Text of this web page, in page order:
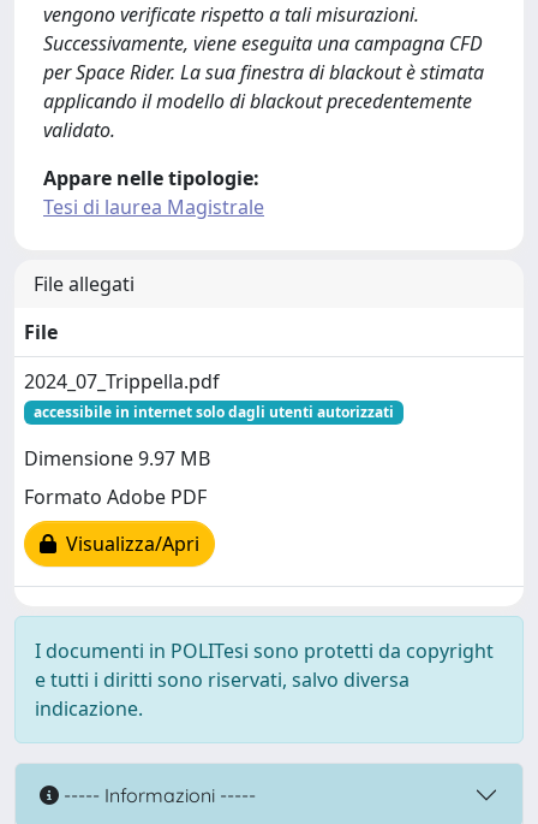
vengono verificate rispetto a tali misurazioni.
Successivamente, viene eseguita una campagna CFD
per Space Rider. La sua finestra di blackout è stimata
applicando il modello di blackout precedentemente
validato.
Appare nelle tipologie:
Tesi di laurea Magistrale
File allegati
File
2024_07_Trippella.pdf
accessibile in internet solo dagli utenti autorizzati
Dimensione 9.97 MB
Formato Adobe PDF
Visualizza/Apri
I documenti in POLITesi sono protetti da copyright
e tutti i diritti sono riservati, salvo diversa
indicazione.
----- Informazioni -----